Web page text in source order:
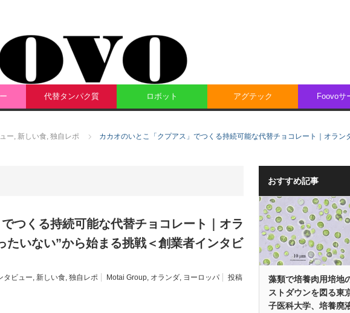
代替タンパク質 ロボット アグテック Foovoサ
ー, 新しい食, 独自レポ
カカオのいとこ「クプアス」でつくる持続可能な代替チョコレート｜オラ
つくる持続可能な代替チョコレート｜オラ
いない”から始まる挑戦＜創業者インタビ
タビュー, 新しい食, 独自レポ Motai Group, オランダ, ヨーロッパ
投稿
おすすめ記事
藻類で培養肉用培地
ストダウンを図る東
子医科大学、培養廃